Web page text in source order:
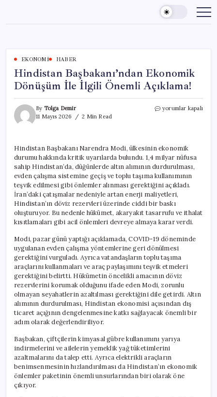
content
EKONOMI HABER
Hindistan Başbakanı’ndan Ekonomik
Dönüşüm İle İlgili Önemli Açıklama!
By Tolga Demir
11 Mayıs 2026
2 Min Read
Hindistan
İlgili
Önemli
Açıklama!
için
yorumlar kapalı
Hindistan Başbakanı Narendra Modi, ülkesinin ekonomik
durumu hakkında kritik uyarılarda bulundu. 1,4 milyar nüfusa
sahip Hindistan’da, düğünlerde altın alımının durdurulması,
evden çalışma sistemine geçiş ve toplu taşıma kullanımının
teşvik edilmesi gibi önlemler alınması gerektiğini açıkladı.
İran’daki çatışmalar nedeniyle artan enerji maliyetleri,
Hindistan’ın döviz rezervleri üzerinde ciddi bir baskı
oluşturuyor. Bu nedenle hükümet, akaryakıt tasarrufu ve ithalat
kısıtlamaları gibi acil önlemleri devreye almaya karar verdi.
Modi, pazar günü yaptığı açıklamada, COVID-19 döneminde
uygulanan evden çalışma yöntemlerine geri dönülmesi
gerektiğini vurguladı. Ayrıca vatandaşların toplu taşıma
araçlarını kullanmaları ve araç paylaşımını teşvik etmeleri
gerektiğini belirtti. Hükümetin öncelikli amacının döviz
rezervlerini korumak olduğunu ifade eden Modi, zorunlu
olmayan seyahatlerin azaltılması gerektiğini dile getirdi. Altın
alımının durdurulması, Hindistan ekonomisi açısından dış
ticaret açığının dengelenmesine katkı sağlayacak önemli bir
adım olarak değerlendiriliyor.
Başbakan, çiftçilerin kimyasal gübre kullanımını yarıya
indirmelerini ve ailelerin yemeklik yağ tüketimlerini
azaltmalarını da talep etti. Ayrıca elektrikli araçların
benimsenmesinin hızlandırılması da Hindistan’ın ekonomik
önlemler paketinin önemli unsurlarından biri olarak öne
çıkıyor.